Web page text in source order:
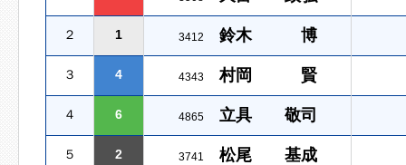
２ 1 3412 鈴木 博
３ 4 4343 村岡 賢
４ 6 4865 立具 敬司
５ 2 3741 松尾 基成